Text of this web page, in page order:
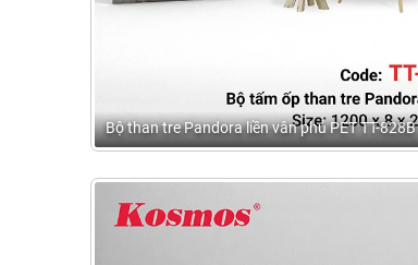
Bộ than tre Pandora liền vân phủ PET TT-828B